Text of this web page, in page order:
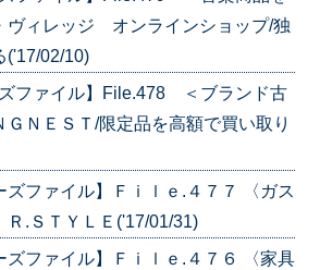
ヴィレッジ オンラインショップ/独
('17/02/10)
ズファイル】File.478 ＜ブランド古
ＮＥＳＴ/限定品を高額で買い取り
ズファイル】Ｆｉｌｅ.４７７ 〈ガス
Ｒ.ＳＴＹＬＥ('17/01/31)
ズファイル】Ｆｉｌｅ.４７６ 〈家具